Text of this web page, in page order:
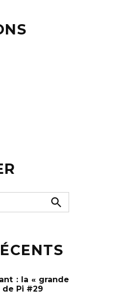
R
r
c
r
: la « grande
de Pi #29